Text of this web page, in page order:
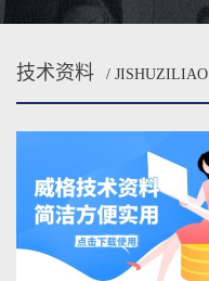
技术资料 / JISHUZILIAO